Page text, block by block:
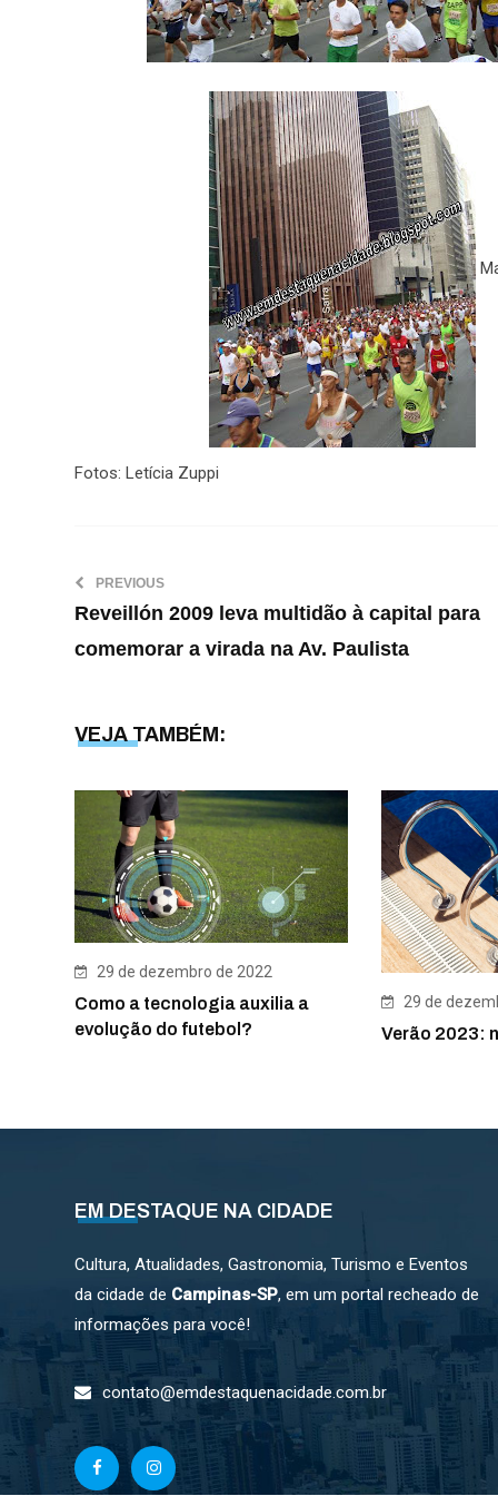
Fotos: Letícia Zuppi
PREVIOUS
Reveillón 2009 leva multidão à capital para
comemorar a virada na Av. Paulista
VEJA TAMBÉM:
29 de dezembro de 2022
Como a tecnologia auxilia a
evolução do futebol?
29 de
Verão 2023:
EM DESTAQUE NA CIDADE
Cultura, Atualidades, Gastronomia, Turismo e Eventos
da cidade de Campinas-SP, em um portal recheado de
informações para você!
contato@emdestaquenacidade.com.br